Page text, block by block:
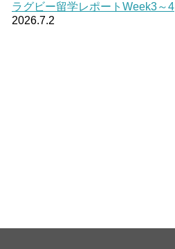
ラグビー留学レポートWeek3～4
2026.7.2